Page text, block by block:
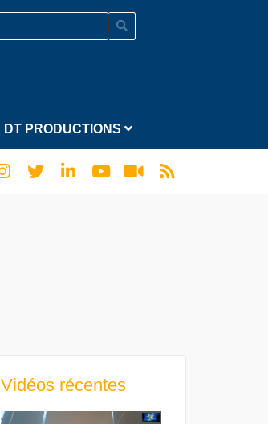
DT PRODUCTIONS
Vidéos récentes